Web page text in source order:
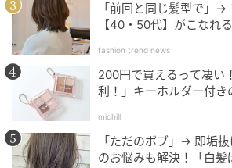
＜内容＞
・フェイスポリッシャー ジェントル
・フェイスモイスチャライザー 100ml
・ペーパーバッグ
・ファン ノワール
「ファン ノワール」
キシリトール加工*が施されたファン
「前回と同じ髪型で」→
【40・50代】がこなれ
fashion trend news
200円で買えるって凄い
利！」キーホルダー付き
michill
「ただのボブ」→ 即垢
のお悩みも解決！「白髪